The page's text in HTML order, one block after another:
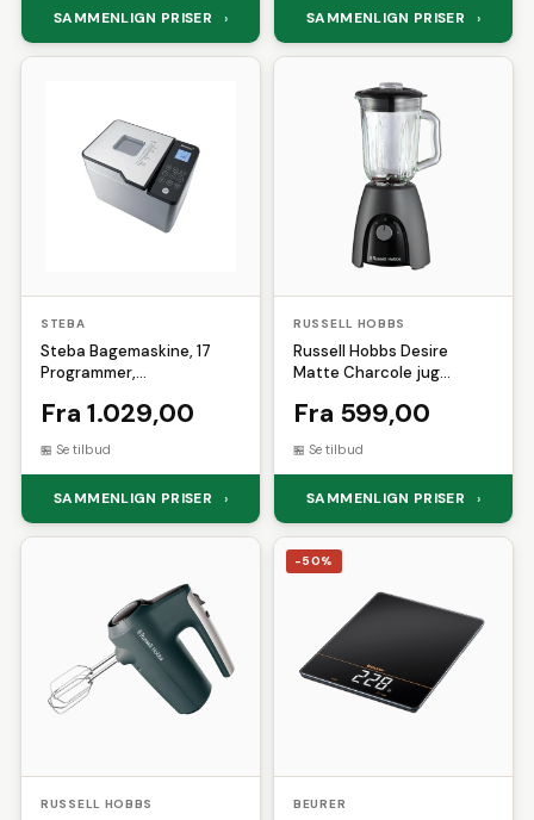
SAMMENLIGN PRISER › SAMMENLIGN PRISER ›
STEBA
Steba Bagemaskine, 17
Programmer,
Fra 1.029,00
Se tilbud
SAMMENLIGN PRISER ›
RUSSELL HOBBS
Russell Hobbs Desire
Matte Charcole jug
Fra 599,00
Se tilbud
SAMMENLIGN PRISER ›
RUSSELL HOBBS
-50%
BEURER